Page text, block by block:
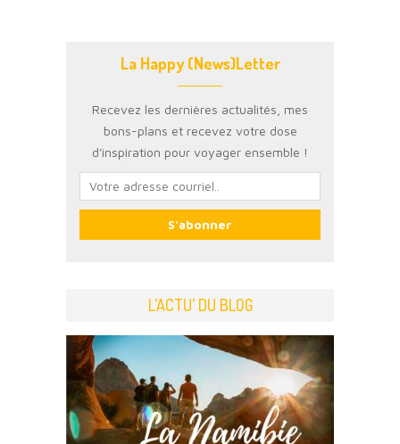
La Happy (News)Letter
Recevez les dernières actualités, mes
bons-plans et recevez votre dose
d'inspiration pour voyager ensemble !
L’ACTU’ DU BLOG